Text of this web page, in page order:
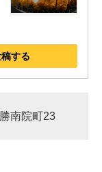
する
南院町23